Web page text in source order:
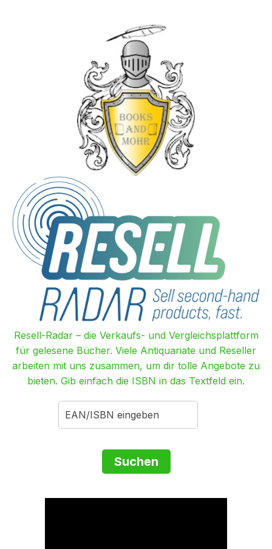
Resell-Radar – die Verkaufs- und Vergleichsplattform
für gelesene Bücher. Viele Antiquariate und Reseller
arbeiten mit uns zusammen, um dir tolle Angebote zu
bieten. Gib einfach die ISBN in das Textfeld ein.